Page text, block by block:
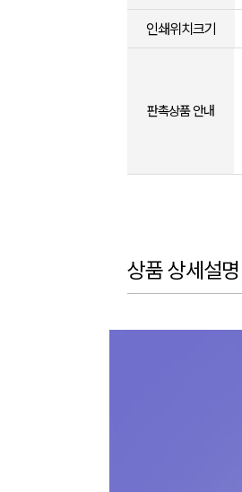
인쇄위치크기
판촉상품 안내
상품 상세설명